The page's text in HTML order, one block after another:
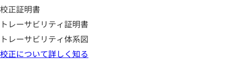
校正証明書
トレーサビリティ証明書
トレーサビリティ体系図
校正について詳しく知る